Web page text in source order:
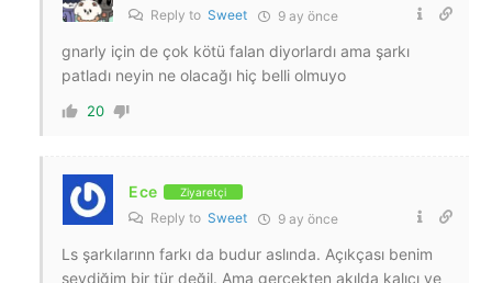
Reply to Sweet 9 ay önce
gnarly için de çok kötü falan diyorlardı ama şarkı
patladı neyin ne olacağı hiç belli olmuyo
20
Ece Ziyaretçi
Reply to Sweet 9 ay önce
Ls şarkılarınn farkı da budur aslında. Açıkçası benim
sevdiğim bir tür değil. Ama gerçekten akılda kalıcı ve